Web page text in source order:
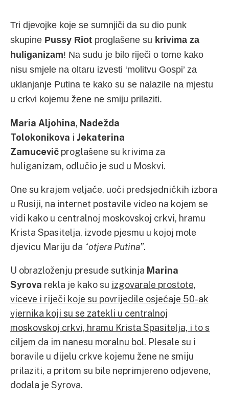
Tri djevojke koje se sumnjiči da su dio punk
skupine Pussy Riot proglašene su krivima za
huliganizam! Na sudu je bilo riječi o tome kako
nisu smjele na oltaru izvesti ‘molitvu Gospi’ za
uklanjanje Putina te kako su se nalazile na mjestu
u crkvi kojemu žene ne smiju prilaziti.
Maria Aljohina, Nadežda
Tolokonikova i Jekaterina
Zamucevič proglašene su krivima za
huliganizam, odlučio je sud u Moskvi.
One su krajem veljače, uoči predsjedničkih izbora
u Rusiji, na internet postavile video na kojem se
vidi kako u centralnoj moskovskoj crkvi, hramu
Krista Spasitelja, izvode pjesmu u kojoj mole
djevicu Mariju da “otjera Putina”.
U obrazloženju presude sutkinja Marina
Syrova rekla je kako su izgovarale prostote,
viceve i riječi koje su povrijedile osjećaje 50-ak
vjernika koji su se zatekli u centralnoj
moskovskoj crkvi, hramu Krista Spasitelja, i to s
ciljem da im nanesu moralnu bol. Plesale su i
boravile u dijelu crkve kojemu žene ne smiju
prilaziti, a pritom su bile neprimjereno odjevene,
dodala je Syrova.